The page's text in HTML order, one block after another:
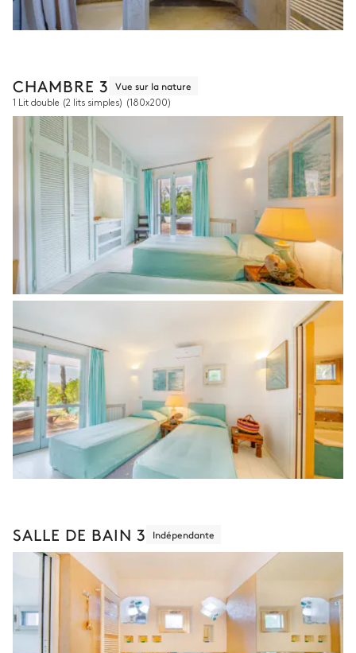
CHAMBRE 3 Vue sur la nature
1 Lit double (2 lits simples) (180x200)
SALLE DE BAIN 3 Indépendante